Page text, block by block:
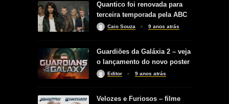
Quantico foi renovada para
terceira temporada pela ABC
Caio Souza 9 anos atrás
Guardiões da Galáxia 2 – veja
o lançamento do novo poster
Editor 9 anos atrás
Velozes e Furiosos – filme